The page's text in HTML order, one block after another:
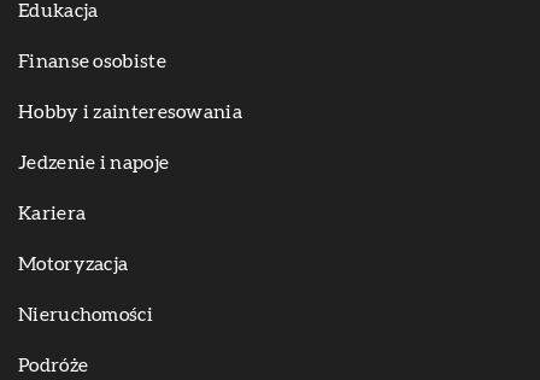
Edukacja
Finanse osobiste
Hobby i zainteresowania
Jedzenie i napoje
Kariera
Motoryzacja
Nieruchomości
Podróże